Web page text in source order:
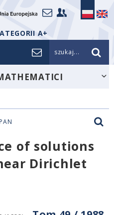
A+
szukaj...
of solutions
Dirichlet